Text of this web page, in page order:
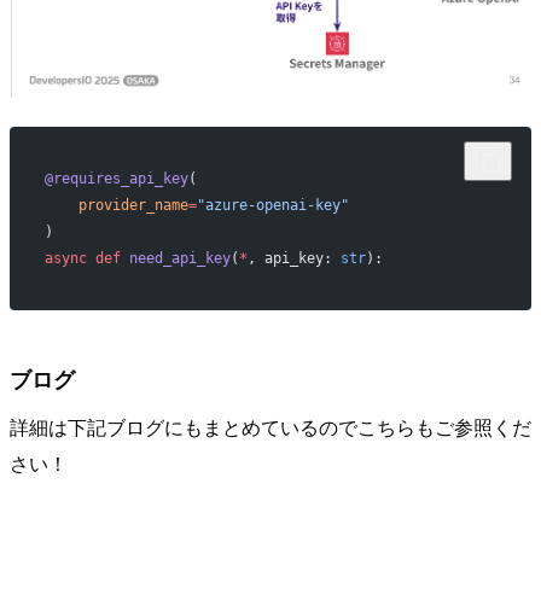
@requires_api_key(
    provider_name
="azure-openai-key"
)
async def need_api_key( * , api_key: str):
ブログ
詳細は下記ブログにもまとめているのでこちらもご参照くだ
さい！